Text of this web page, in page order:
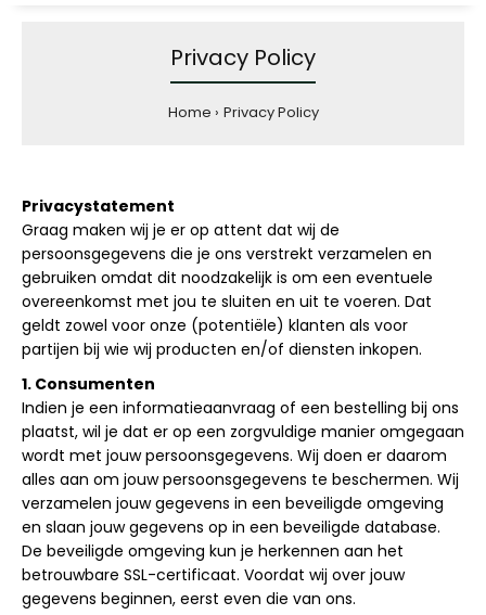
Privacy Policy
Home Privacy Policy
Privacystatement
Graag maken wij je er op attent dat wij de
persoonsgegevens die je ons verstrekt verzamelen en
gebruiken omdat dit noodzakelijk is om een eventuele
overeenkomst met jou te sluiten en uit te voeren. Dat
geldt zowel voor onze (potentiële) klanten als voor
partijen bij wie wij producten en/of diensten inkopen.
1. Consumenten
Indien je een informatieaanvraag of een bestelling bij ons
plaatst, wil je dat er op een zorgvuldige manier omgegaan
wordt met jouw persoonsgegevens. Wij doen er daarom
alles aan om jouw persoonsgegevens te beschermen. Wij
verzamelen jouw gegevens in een beveiligde omgeving
en slaan jouw gegevens op in een beveiligde database.
De beveiligde omgeving kun je herkennen aan het
betrouwbare SSL-certificaat. Voordat wij over jouw
gegevens beginnen, eerst even die van ons.